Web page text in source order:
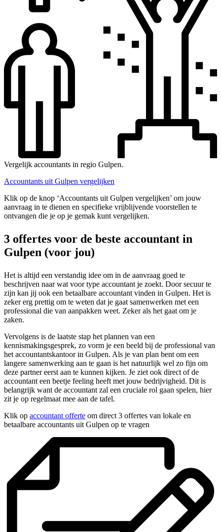
Vergelijk accountants in regio Gulpen.
Accountants uit Gulpen vergelijken
Klik op de knop ‘Accountants uit Gulpen vergelijken’ om jouw
aanvraag in te dienen en specifieke vrijblijvende voorstellen te
ontvangen die je op je gemak kunt vergelijken.
3 offertes voor de beste accountant in
Gulpen (voor jou)
Het is altijd een verstandig idee om in de aanvraag goed te
beschrijven naar wat voor type accountant je zoekt. Door secuur te
zijn kan jij ook een betaalbare accountant vinden in Gulpen. Het is
zeker erg prettig om te weten dat je gaat samenwerken met een
professional die van aanpakken weet. Zeker als het gaat om je
zaken.
Vervolgens is de laatste stap het plannen van een
kennismakingsgesprek, zo vorm je een beeld bij de professional van
het accountantskantoor in Gulpen. Als je van plan bent om een
langere samenwerking aan te gaan is het natuurlijk wel zo fijn om
deze partner eerst aan te kunnen kijken. Je ziet ook direct of de
accountant een beetje feeling heeft met jouw bedrijvigheid. Dit is
belangrijk want de accountant zal een cruciale rol gaan spelen, hier
zit je op regelmaat mee aan de tafel.
Klik op accountant offerte om direct 3 offertes van lokale en
betaalbare accountants uit Gulpen op te vragen